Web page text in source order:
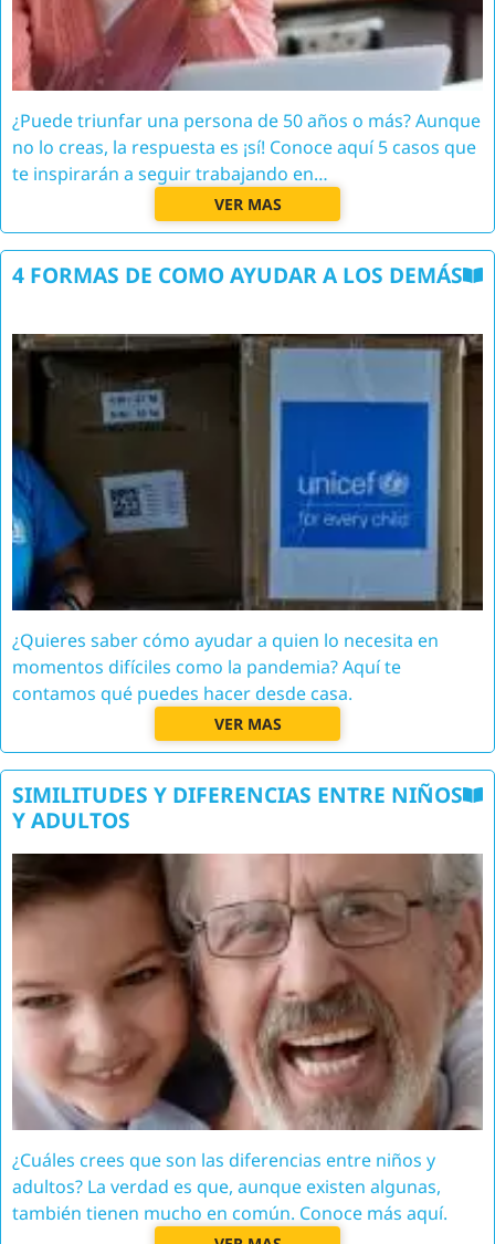
¿Puede triunfar una persona de 50 años o más? Aunque
no lo creas, la respuesta es ¡sí! Conoce aquí 5 casos que
te inspirarán a seguir trabajando en…
VER MAS
4 FORMAS DE COMO AYUDAR A LOS DEMÁS
Image
¿Quieres saber cómo ayudar a quien lo necesita en
momentos difíciles como la pandemia? Aquí te
contamos qué puedes hacer desde casa.
VER MAS
SIMILITUDES Y DIFERENCIAS ENTRE NIÑOS
Y ADULTOS
Image
¿Cuáles crees que son las diferencias entre niños y
adultos? La verdad es que, aunque existen algunas,
también tienen mucho en común. Conoce más aquí.